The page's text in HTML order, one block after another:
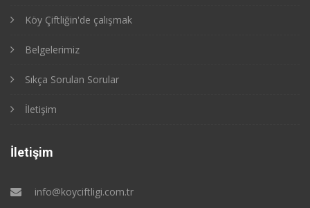
Köy Çiftliğin'de çalışmak
Belgelerimiz
Sıkça Sorulan Sorular
İletişim
İletişim
info@koyciftligi.com.tr